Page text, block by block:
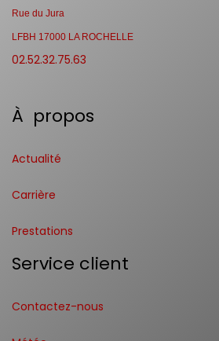
Rue du Jura
LFBH 17000 LA ROCHELLE
02.52.32.75.63
À propos
Actualité
Carrière
Prestations
Service client
Contactez-nous